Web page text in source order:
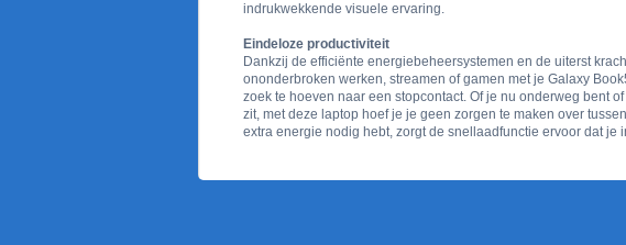
indrukwekkende visuele ervaring.
Eindeloze productiviteit
Dankzij de efficiënte energiebeheersystemen en de uiterst
ononderbroken werken, streamen of gamen met je Galaxy
zoek te hoeven naar een stopcontact. Of je nu onderweg bent
zit, met deze laptop hoef je je geen zorgen te maken over
extra energie nodig hebt, zorgt de snellaadfunctie ervoor dat je